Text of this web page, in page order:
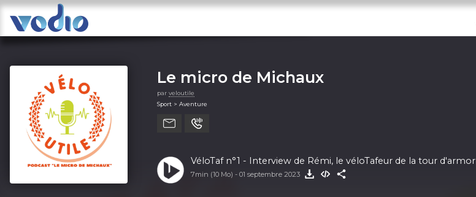
Le micro de Michaux
par veloutile
Sport > Aventure
VéloTaf n°1 - Interview de Rémi, le véloTafeur de la tour d'armor
7min (10 Mo) - 01 septembre 2023